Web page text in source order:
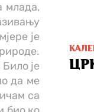
млада,
је
је
да ме
са